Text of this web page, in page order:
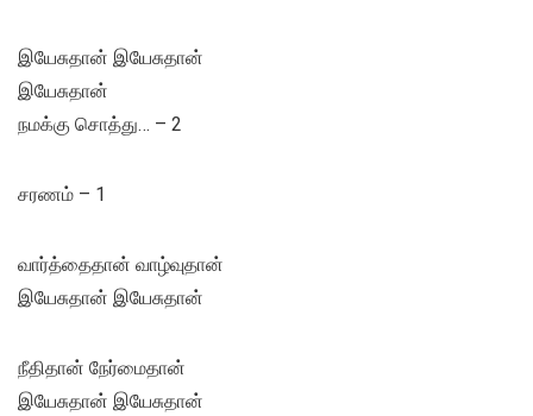
இயேசுதான் இயேசுதான்
இயேசுதான்
நமக்கு சொத்து… – 2
சரணம் – 1
வார்த்தைதான் வாழ்வுதான்
இயேசுதான் இயேசுதான்
நீதிதான் நேர்மைதான்
இயேசுதான் இயேசுதான்